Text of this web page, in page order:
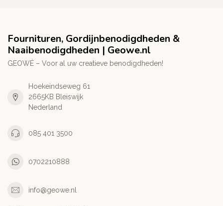
Fournituren, Gordijnbenodigdheden &
Naaibenodigdheden | Geowe.nl
GEOWÉ – Voor al uw creatieve benodigdheden!
Hoekeindseweg 61
2665KB Bleiswijk
Nederland
085 401 3500
0702210888
info@geowe.nl